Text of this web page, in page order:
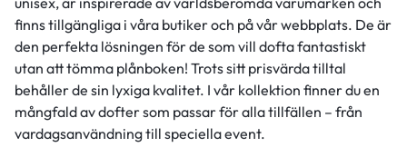
finns tillgängliga i våra butiker och på vår webbplats. De är
den perfekta lösningen för de som vill dofta fantastiskt
utan att tömma plånboken! Trots sitt prisvärda tilltal
behåller de sin lyxiga kvalitet. I vår kollektion finner du en
mångfald av dofter som passar för alla tillfällen – från
vardagsanvändning till speciella event.